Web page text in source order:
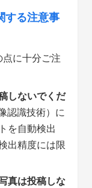
する注意事
に十分ご注
しないでくだ
認識技術）に
を自動検出
出精度には限
真は投稿しな